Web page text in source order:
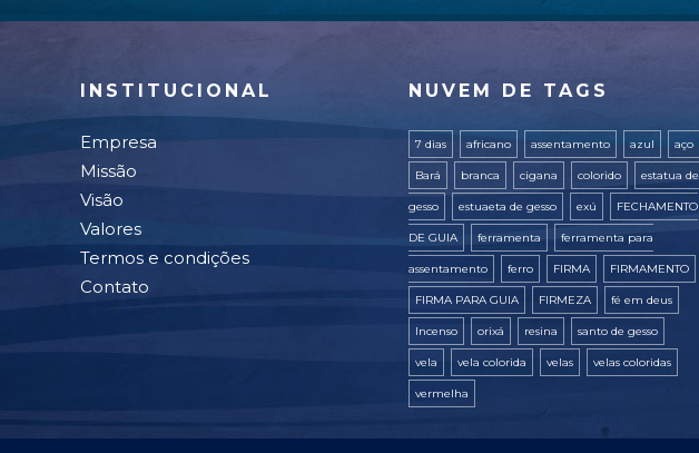
INSTITUCIONAL
Empresa
Missão
Visão
Valores
Termos e condições
Contato
NUVEM DE TAGS
7 dias africano assentamento azul aço
Bará branca cigana colorido estatua de
gesso estuaeta de gesso exú FECHAMENTO
DE GUIA ferramenta ferramenta para
assentamento ferro FIRMA FIRMAMENTO
FIRMA PARA GUIA FIRMEZA fé em deus
Incenso orixá resina santo de gesso
vela vela colorida velas velas coloridas
vermelha